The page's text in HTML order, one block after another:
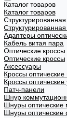
Каталог товаров
Каталог товаров
Адаптеры
Кабель витая пара
Оптические кроссы
Оптические кроссы
Аксессуары
Кроссы
Кроссы
Патч-панели
Шнур
Шнуры оптические
Шнуры оптические